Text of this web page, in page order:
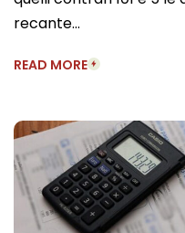
recante…
READ MORE